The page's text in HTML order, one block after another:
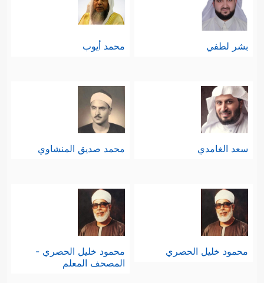
بشر لطفي محمد أيوب
سعد الغامدي محمد صديق المنشاوي
محمود خليل الحصري
محمود خليل الحصري -
المصحف المعلم